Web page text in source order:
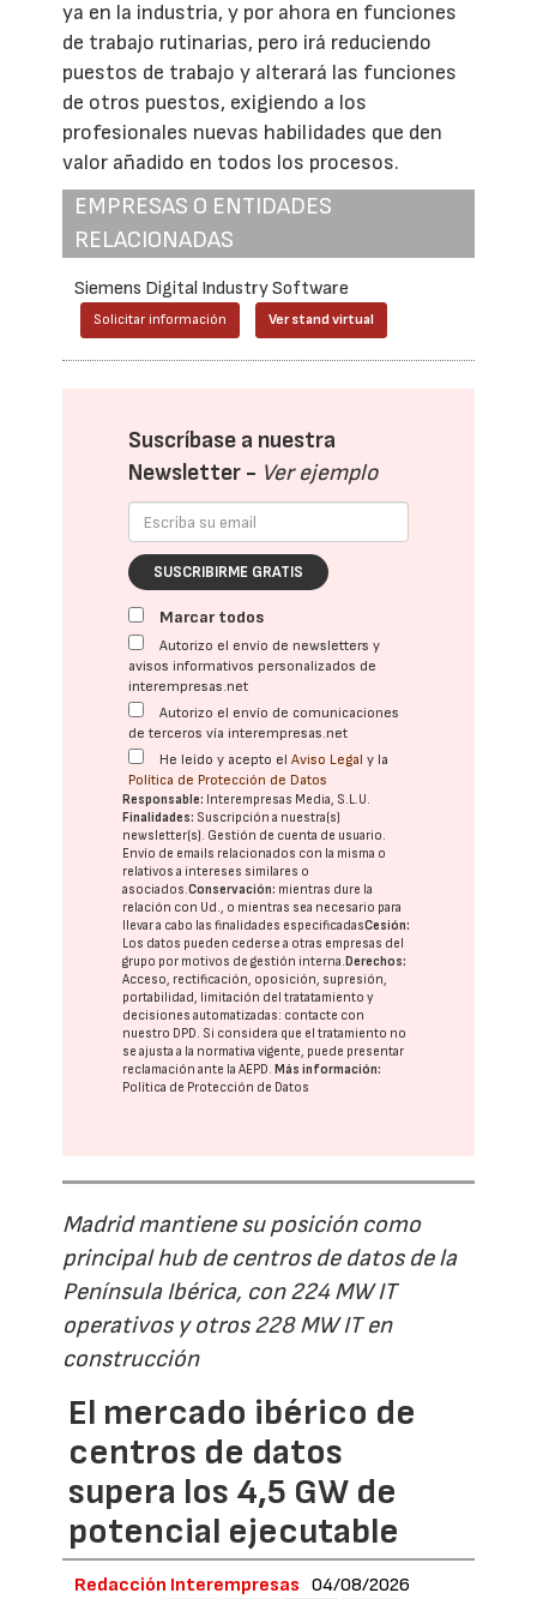
ya en la industria, y por ahora en funciones
de trabajo rutinarias, pero irá reduciendo
puestos de trabajo y alterará las funciones
de otros puestos, exigiendo a los
profesionales nuevas habilidades que den
valor añadido en todos los procesos.
EMPRESAS O ENTIDADES
RELACIONADAS
Siemens Digital Industry Software
Solicitar información Ver stand virtual
Suscríbase a nuestra
Newsletter - Ver ejemplo
SUSCRIBIRME GRATIS
Marcar todos
Autorizo el envío de newsletters y
avisos informativos personalizados de
interempresas.net
Autorizo el envío de comunicaciones
de terceros vía interempresas.net
He leído y acepto elAviso Legal y la
Política de Protección de Datos
Responsable: Interempresas Media, S.L.U.
Finalidades: Suscripción a nuestra(s)
newsletter(s). Gestión de cuenta de usuario.
Envío de emails relacionados con la misma o
relativos a intereses similares o
asociados.Conservación: mientras dure la
relación con Ud., o mientras sea necesario para
llevar a cabo las finalidades especificadasCesión:
Los datos pueden cederse a otras empresas del
grupo por motivos de gestión interna. Derechos:
Acceso, rectificación, oposición, supresión,
portabilidad, limitación del tratatamiento y
decisiones automatizadas: contacte con
nuestro DPD. Si considera que el tratamiento no
se ajusta a la normativa vigente, puede presentar
reclamación ante laAEPD. Más información:
Política de Protección de Datos
Madrid mantiene su posición como
principal hub de centros de datos de la
Península Ibérica, con 224 MW IT
operativos y otros 228 MW IT en
construcción
El mercado ibérico de
centros de datos
supera los 4,5 GW de
potencial ejecutable
Redacción Interempresas 04/08/2026